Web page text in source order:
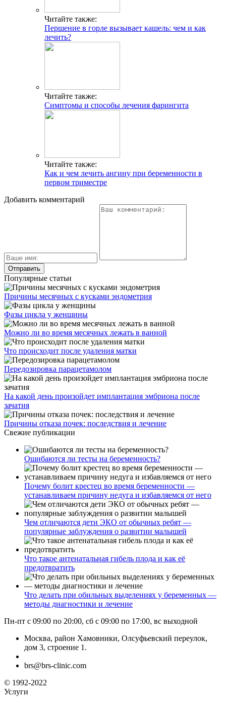
Читайте также:
Першение в горле вызывает кашель: чем и как
лечить?
Читайте также:
Симптомы и способы лечения фарингита
Читайте также:
Как и чем лечить ангину при беременности в
первом триместре
Добавить комментарий
Популярные статьи
Причины месячных с кусками эндометрия
Фазы цикла у женщины
Можно ли во время месячных лежать в ванной
Что происходит после удаления матки
Передозировка парацетамолом
На какой день произойдет имплантация эмбриона после
зачатия
Причины отказа почек: последствия и лечение
Свежие публикации
Ошибаются ли тесты на беременность?
Почему болит крестец во время беременности —
устанавливаем причину недуга и избавляемся от него
Чем отличаются дети ЭКО от обычных ребят —
популярные заблуждения о развитии малышей
Что такое антенатальная гибель плода и как её
предотвратить
Что делать при обильных выделениях у беременных —
методы диагностики и лечение
Пн-пт с 09:00 по 20:00, сб с 09:00 по 17:00, вс выходной
Москва, район Хамовники, Олсуфьевский переулок,
дом 3, строение 1.
brs@brs-clinic.com
© 1992-2022
Услуги